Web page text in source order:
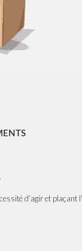
d’agir et plaçant